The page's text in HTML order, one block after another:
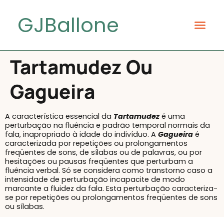
GJBallone
Tartamudez Ou
Gagueira
A característica essencial da Tartamudezé uma
perturbação na fluência e padrão temporal normais da
fala, inapropriado à idade do indivíduo. A Gagueira é
caracterizada por repetições ou prolongamentos
freqüentes de sons, de sílabas ou de palavras, ou por
hesitações ou pausas freqüentes que perturbam a
fluência verbal. Só se considera como transtorno caso a
intensidade de perturbação incapacite de modo
marcante a fluidez da fala. Esta perturbação caracteriza-
se por repetições ou prolongamentos freqüentes de sons
ou sílabas.